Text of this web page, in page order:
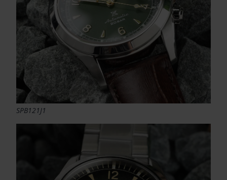
SPB121J1